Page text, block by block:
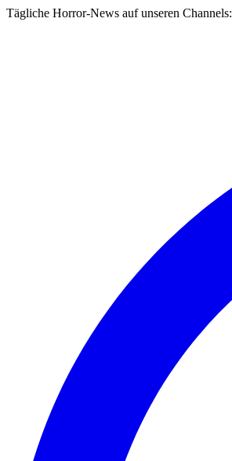
Tägliche Horror-News auf unseren Channels: